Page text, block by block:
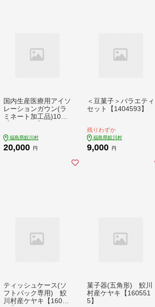
国内生産医療用アイソ
レーションガウン(ラ
ミネート加工品)10着
福島県鮫川村
20,000 円
＜豆菓子＞バラエティ
セット【1404593】
残りわずか
福島県鮫川村
9,000 円
ティッシュケース(ソ
フトパック専用) 鮫
川村産ケヤキ【16055
菓子器(五角形) 鮫川
村産ケヤキ【160551
5】